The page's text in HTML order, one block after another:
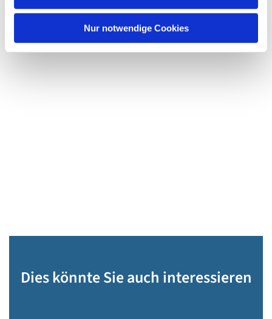
Nur notwendige Cookies
Dies könnte Sie auch interessieren